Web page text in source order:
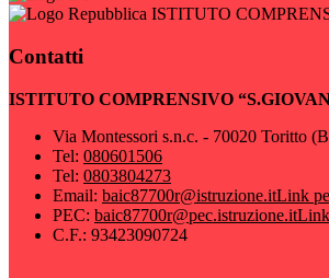
ISTITUTO
Contatti
ISTITUTO COMPRENSIVO
Via Montessori s.n.c. - 70020 Toritto
Tel: 080601506
Tel: 0803804273
Email: baic87700r@istruzione.itLink
PEC: baic87700r@pec.istruzione.it
C.F.: 93423090724